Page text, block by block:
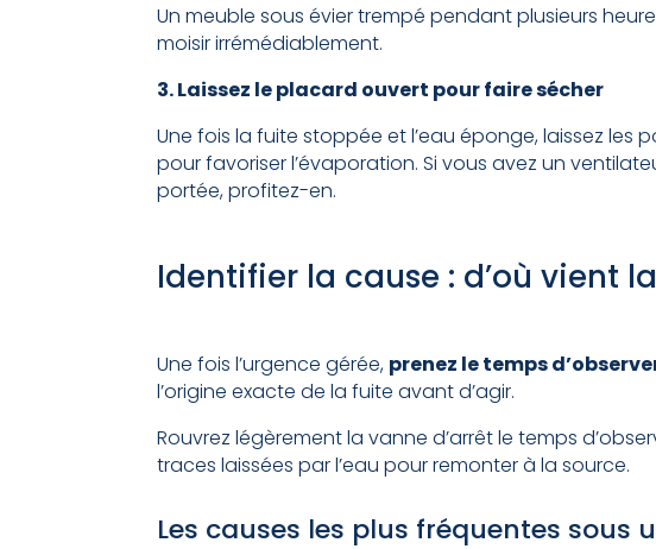
Un meuble sous évier trempé pendant plusieurs
moisir irrémédiablement.
3. Laissez le placard ouvert pour faire sécher
Une fois la fuite stoppée et l’eau éponge, laissez les
pour favoriser l’évaporation. Si vous avez un
portée, profitez-en.
Identifier la cause : d’où vient
Une fois l’urgence gérée, prenez le temps
l’origine exacte de la fuite avant d’agir.
Rouvrez légèrement la vanne d’arrêt le temps
traces laissées par l’eau pour remonter à la source.
Les causes les plus fréquentes sous